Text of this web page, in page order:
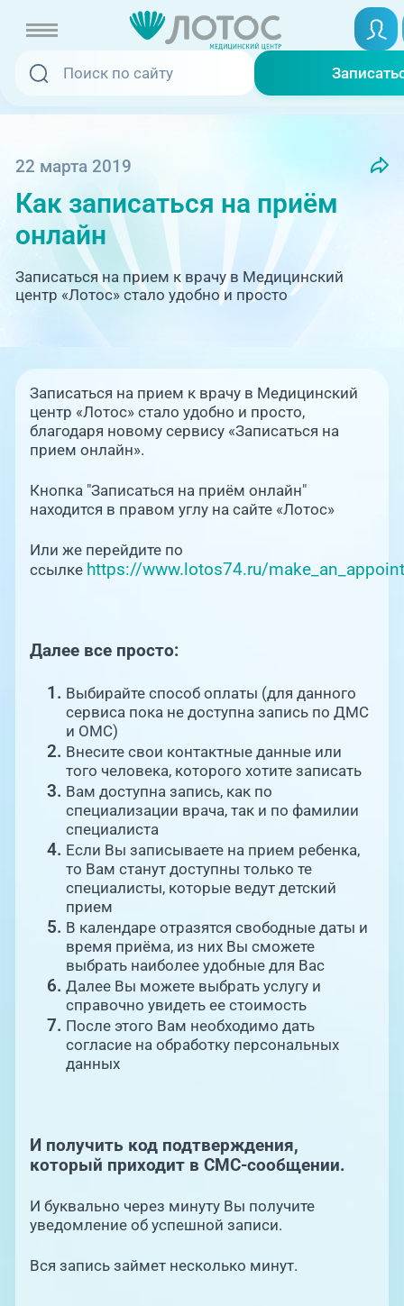
Специалисты
Акции
Отзывы
О клинике
Блог врачей
Пациентам
+7 (351) 220-00-03
Вызвать скорую
Медицина на дому
Телемедицина
+7 (351) 220-00-03
Единая справочная служба, запись на
прием
Центр амбулаторной онкологической
помощи
+7 (7142) 927-003
Справочный телефон для жителей
22 марта 2019
Как записаться на приём
онлайн
Записаться на прием к врачу в Медицинский
центр «Лотос» стало удобно и просто
Записаться на прием к врачу в Медицинский
центр «Лотос» стало удобно и просто,
благодаря новому сервису «Записаться на
прием онлайн».
Кнопка "Записаться на приём онлайн"
находится в правом углу на сайте «Лотос»
Или же перейдите по
ссылке https://www.lotos74.ru/
Далее все просто:
Выбирайте способ оплаты (для данного
сервиса пока не доступна запись по ДМС
и ОМС)
Внесите свои контактные данные или
того человека, которого хотите записать
Вам доступна запись, как по
специализации врача, так и по фамилии
специалиста
Если Вы записываете на прием ребенка,
то Вам станут доступны только те
специалисты, которые ведут детский
прием
В календаре отразятся свободные даты и
время приёма, из них Вы сможете
выбрать наиболее удобные для Вас
Далее Вы можете выбрать услугу и
справочно увидеть ее стоимость
После этого Вам необходимо дать
согласие на обработку персональных
данных
И получить код подтверждения,
который приходит в СМС-сообщении.
И буквально через минуту Вы получите
уведомление об успешной записи.
Вся запись займет несколько минут.